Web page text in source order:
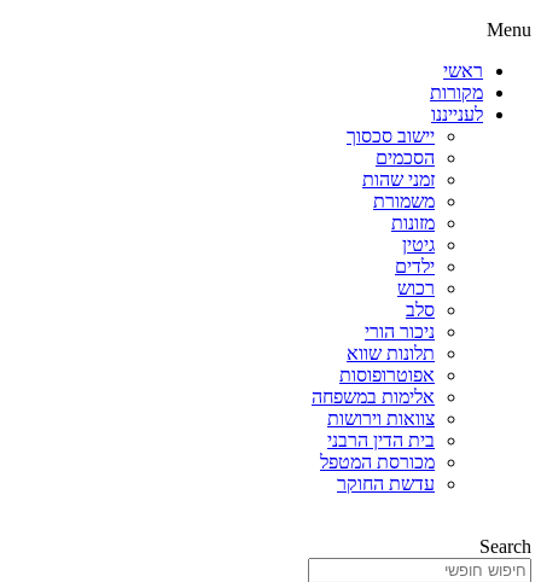
Menu
ראשי
מקורות
לענייננו
יישוב סכסוך
הסכמים
זמני שהות
משמורת
מזונות
גיטין
ילדים
רכוש
סלב
ניכור הורי
תלונות שווא
אפוטרופוסות
אלימות במשפחה
צוואות וירושות
בית הדין הרבני
מכורסת המטפל
עדשת החוקר
Search